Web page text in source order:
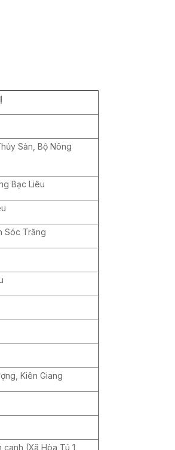
Sản, Bộ Nông
Bạc Liêu
Sóc Trăng
Kiên Giang
(Xã Hòa Tú 1,